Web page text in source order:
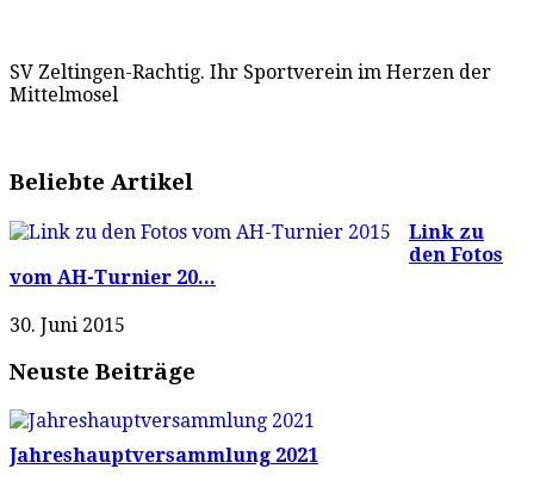
SV Zeltingen-Rachtig. Ihr Sportverein im Herzen der
Mittelmosel
Beliebte Artikel
Link zu
den Fotos
vom AH-Turnier 20...
30. Juni 2015
Neuste Beiträge
Jahreshauptversammlung 2021